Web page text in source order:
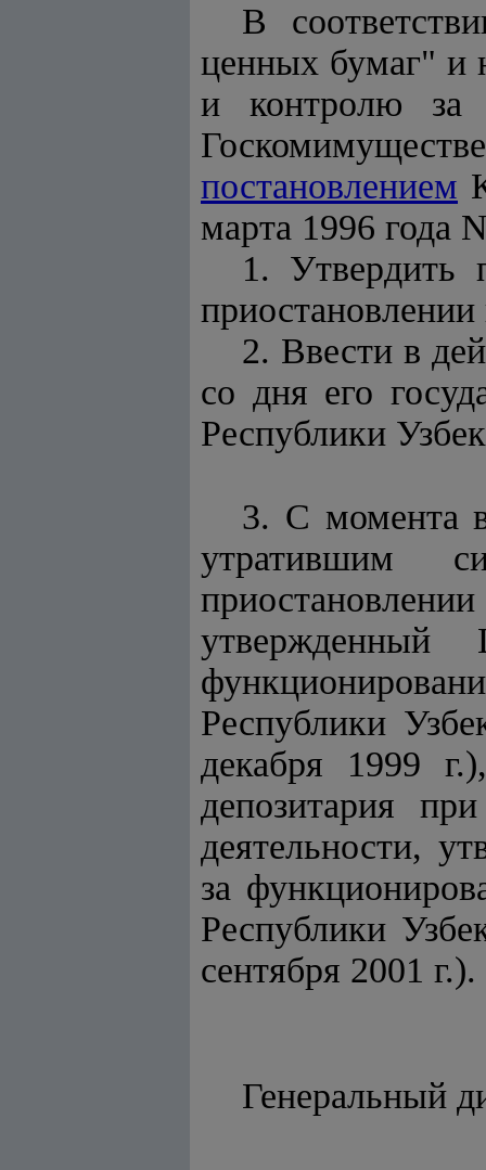
В
ценных бумаг" и
и контролю за
постановлением
марта 1996 года
1. Утвердить
2. Ввести в
со дня его
Республики
3. С момента
утратившим
Республики
декабря 1999
депозитария
деятельности,
за
Республики
сентября 2001 г.).